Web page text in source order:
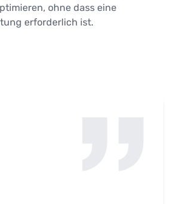
ohne dass eine
erforderlich ist.